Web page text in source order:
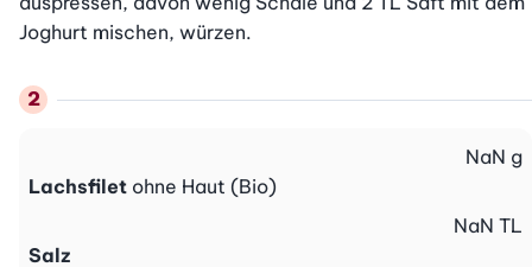
Joghurt mischen, würzen.
Lachsfilet ohne Haut (Bio)
NaN g
Salz
NaN TL